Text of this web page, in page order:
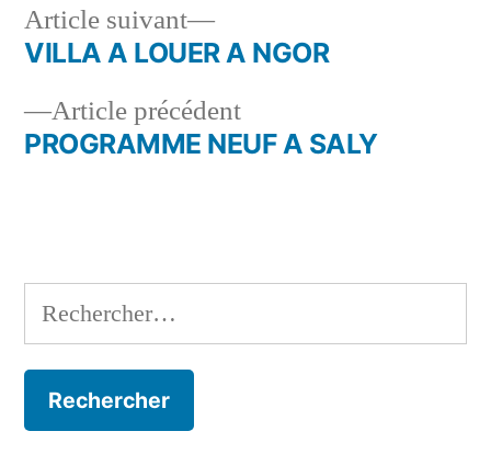
Navigation
deArticle précédentArticle
précédent :
PROGRAMME NEUF A SALY
Article suivant
Article
suivant :
VILLA A LOUER A NGOR
Rechercher :